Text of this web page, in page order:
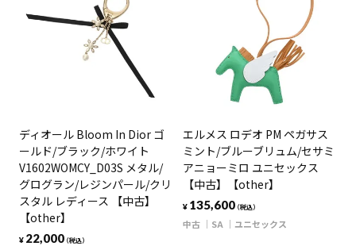
ディオール Bloom In Dior ゴ
ールド/ブラック/ホワイト
V1602WOMCY_D03S メタル/
グログラン/レジンパール/クリ
スタル レディース 【中古】
【other】
¥ 22,000（税込）
エルメス ロデオ PM ペガサス
ミント/ブルーブリュム/セサミ
アニョーミロ ユニセックス
【中古】【other】
¥ 135,600（税込）
中古 SA ユニセックス